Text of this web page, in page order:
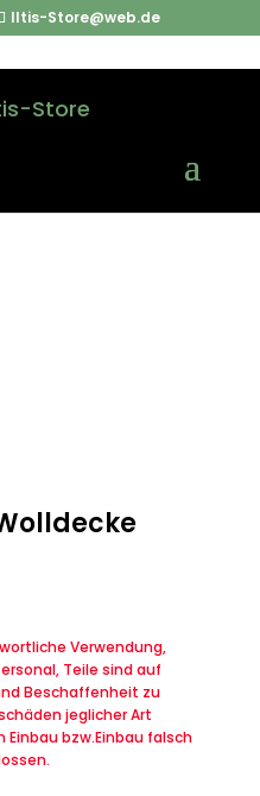
Iltis-Store@web.de
Verwendung,
Teile sind auf
Beschaffenheit zu
jeglicher Art
bzw.Einbau falsch